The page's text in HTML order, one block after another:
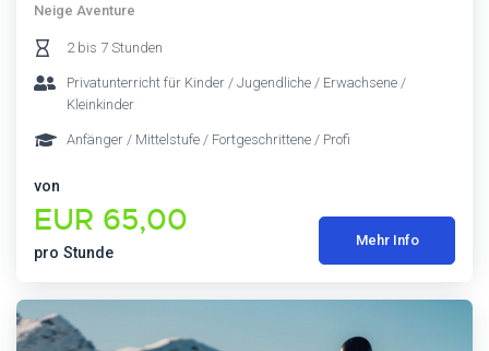
Neige Aventure
2 bis 7 Stunden
Privatunterricht für Kinder / Jugendliche / Erwachsene /
Kleinkinder
Anfänger / Mittelstufe / Fortgeschrittene / Profi
von
EUR 65,00
pro Stunde
Mehr Info